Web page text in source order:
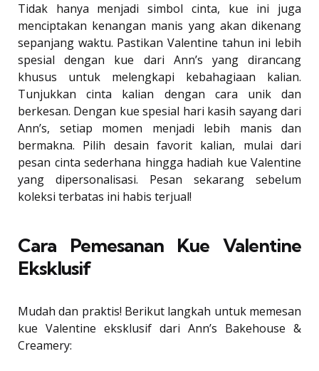
Tidak hanya menjadi simbol cinta, kue ini juga
menciptakan kenangan manis yang akan dikenang
sepanjang waktu. Pastikan Valentine tahun ini lebih
spesial dengan kue dari Ann’s yang dirancang
khusus untuk melengkapi kebahagiaan kalian.
Tunjukkan cinta kalian dengan cara unik dan
berkesan. Dengan kue spesial hari kasih sayang dari
Ann’s, setiap momen menjadi lebih manis dan
bermakna. Pilih desain favorit kalian, mulai dari
pesan cinta sederhana hingga hadiah kue Valentine
yang dipersonalisasi. Pesan sekarang sebelum
koleksi terbatas ini habis terjual!
Cara Pemesanan Kue Valentine
Eksklusif
Mudah dan praktis! Berikut langkah untuk memesan
kue Valentine eksklusif dari Ann’s Bakehouse &
Creamery: